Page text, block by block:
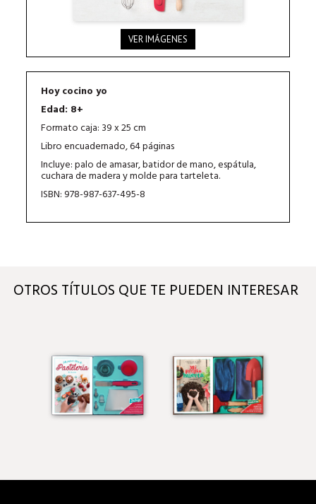
VER IMÁGENES
Hoy cocino yo
Edad: 8+
Formato caja: 39 x 25 cm
Libro encuadernado, 64 páginas
Incluye: palo de amasar, batidor de mano, espátula,
cuchara de madera y molde para tarteleta.
ISBN: 978-987-637-495-8
OTROS TÍTULOS QUE TE PUEDEN INTERESAR